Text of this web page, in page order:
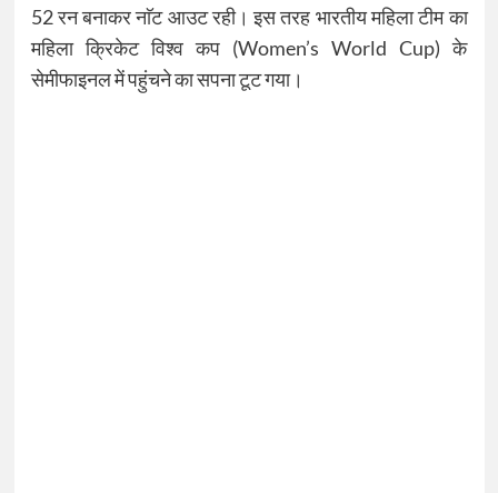
52 रन बनाकर नाॅट आउट रही। इस तरह भारतीय महिला टीम का
महिला क्रिकेट विश्व कप (Women’s World Cup) के
सेमीफाइनल में पहुंचने का सपना टूट गया।